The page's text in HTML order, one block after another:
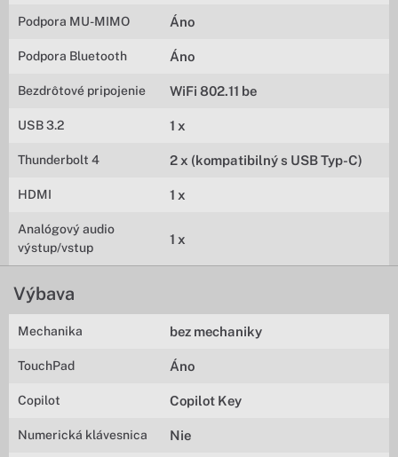
Podpora MU-MIMO Áno
Podpora Bluetooth Áno
Bezdrôtové pripojenie WiFi 802.11 be
USB 3.2 1 x
Thunderbolt 4 2 x (kompatibilný s USB Typ-C)
HDMI 1 x
Analógový audio
výstup/vstup
1 x
Výbava
Mechanika bez mechaniky
TouchPad Áno
Copilot Copilot Key
Numerická klávesnica Nie